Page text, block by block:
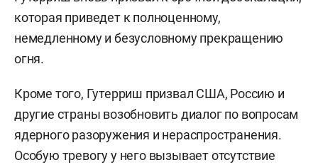
которая приведет к полноценному,
немедленному и безусловному прекращению
огня.
Кроме того, Гутерриш призвал США, Россию и
другие страны возобновить диалог по вопросам
ядерного разоружения и нераспространения.
Особую тревогу у него вызывает отсутствие